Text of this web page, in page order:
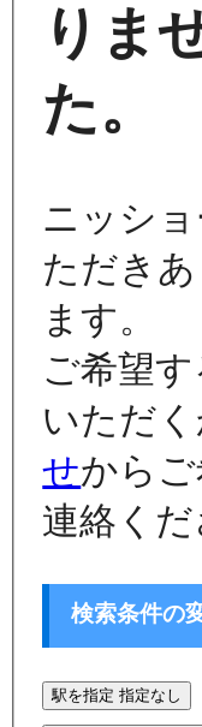
りま
た。
ニッシ
ただき
ます。
ご希望
いただく
せから
連絡くだ
検索条件の
駅を指定 指定なし